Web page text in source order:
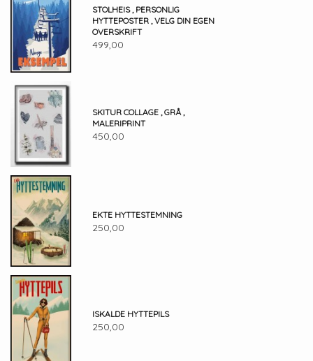
STOLHEIS , PERSONLIG
HYTTEPOSTER , VELG DIN EGEN
OVERSKRIFT
499,00
SKITUR COLLAGE , GRÅ ,
MALERIPRINT
450,00
EKTE HYTTESTEMNING
250,00
ISKALDE HYTTEPILS
250,00